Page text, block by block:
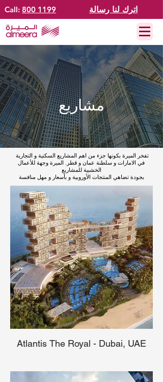
Call: 800 1199 اترك لنا رسالة
مشاريع
في الامارات و سلطنة عمان و قطر. الميرة وجهة للأعمال
الخشبية للمشاريع
بجودة تضاهي المنتجات الأوروبية و بأسعار و مهل منافسة
Atlantis The Royal - Dubai, UAE